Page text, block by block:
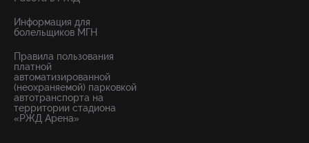
Информация для
болельщиков МГН
Правила пользования
платной
автоматизированной
(неохраняемой) парковкой
автотранспорта на
территории стадиона
«РЖД Арена»